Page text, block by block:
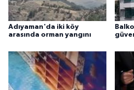
Adıyaman'da iki köy
arasında orman yangını